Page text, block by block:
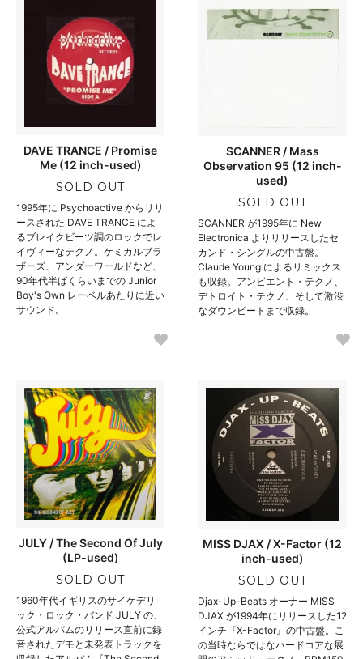
DAVE TRANCE / Promise
Me (12 inch-used)
SOLD OUT
1995年に Psychoactive からリリ
ースされた DAVE TRANCE によ
るブレイクビーツ調のロックでレ
イヴィーなテクノ。ケミカルブラ
ザーズ、アンダーワールドなど、
90年代半ばくらいまでの Junior
Boy's Own レーベルあたりに近い
サウンド。
SCANNER / Mass
Observation 95 (12 inch-
used)
SOLD OUT
SCANNER が1995年に New
Electronica よりリリースしたセ
カンド・シングルの中古盤。
Claude Young によるリミックス
も収録。アンビエント・テクノ、
デトロイト・テクノ、そして激渋
なダウンビートまで収録。
JULY / The Second Of July
(LP-used)
SOLD OUT
1960年代イギリスのサイケデリ
ック・ロック・バンド JULY の、
公式アルバムのリリース直前に録
音されたデモと未発表トラックを
MISS DJAX / X-Factor (12
inch-used)
SOLD OUT
Djax-Up-Beats オーナー MISS
DJAX が1994年にリリースした12
インチ『X-Factor』の中古盤。こ
の当時ならではなハードコアな展